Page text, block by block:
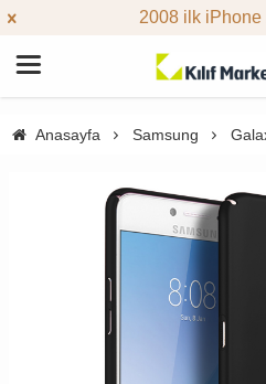
2008 ilk iPhone
Anasayfa Samsung